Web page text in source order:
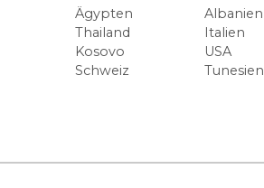
Ägypten
Albanien
Thailand
Italien
Kosovo
USA
Schweiz
Tunesien